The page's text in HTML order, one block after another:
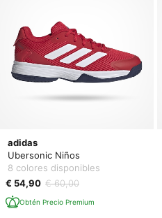
adidas
Ubersonic Niños
8 colores disponibles
€ 54,90 € 60,00
Obtén Precio Premium